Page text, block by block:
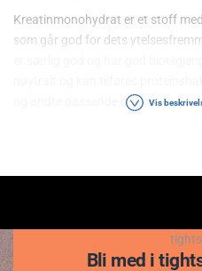
Kreatinmonohydrat er et stoff
som går god for dets
og andre passende drikker.
ytelsesfremmende effekter.
allerede fra første inntak eller
konsumering. Kreatin har også
Vis
Bli med i